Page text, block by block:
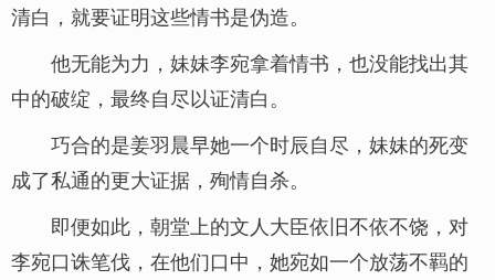
清白，就要证明这些情书是伪造。
他无能为力，妹妹李宛拿着情书，也没能找出其
中的破绽，最终自尽以证清白。
巧合的是姜羽晨早她一个时辰自尽，妹妹的死变
成了私通的更大证据，殉情自杀。
即便如此，朝堂上的文人大臣依旧不依不饶，对
李宛口诛笔伐，在他们口中，她宛如一个放荡不羁的